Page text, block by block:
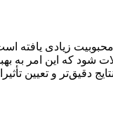
زیادی یافته
شود که این امر به
و تعیین